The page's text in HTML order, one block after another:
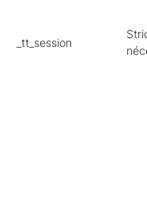
_tt_session